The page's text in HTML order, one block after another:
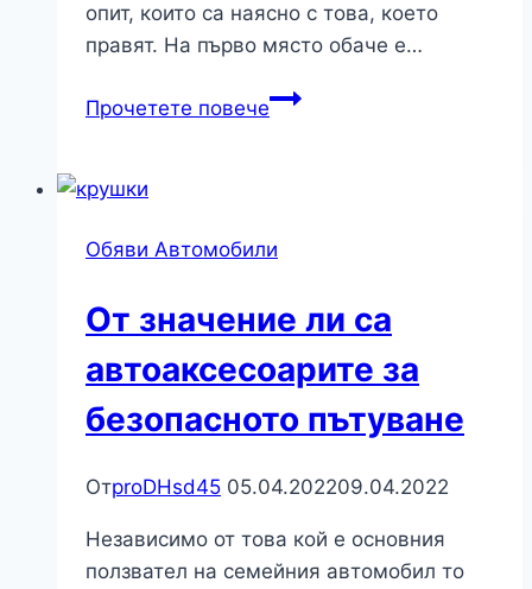
опит, които са наясно с това, което
правят. На първо място обаче е…
Прочетете повечеИма
сервиз
ремонт
колата?
Обяви Автомобили
От значение ли са
автоаксесоарите за
безопасното пътуване
ОтproDHsd45 05.04.202209.04.2022
Независимо от това кой е основния
ползвател на семейния автомобил то